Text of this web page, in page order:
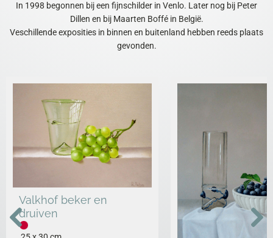
In 1998 begonnen bij een fijnschilder in Venlo. Later nog bij Peter
Dillen en bij Maarten Boffé in België.
Veschillende exposities in binnen en buitenland hebben reeds plaats
gevonden.
Valkhof beker en
druiven